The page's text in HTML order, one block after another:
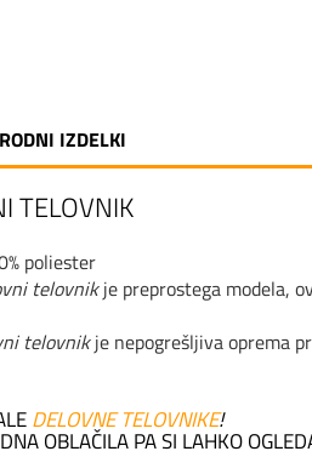
IZDELKI
TELOVNIK
poliester
telovnikje preprostega modela,
telovnikje nepogrešljiva oprema
DELOVNE TELOVNIKE!
OBLAČILA PA SI LAHKO